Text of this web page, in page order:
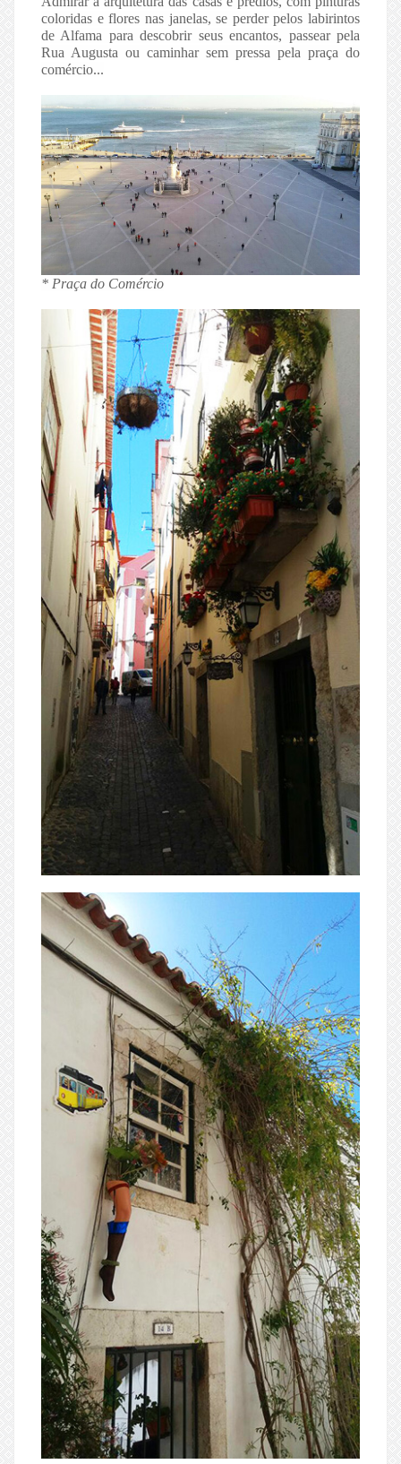
coloridas e flores nas janelas, se perder pelos labirintos
de Alfama para descobrir seus encantos, passear pela
Rua Augusta ou caminhar sem pressa pela praça do
comércio...
* Praça do Comércio